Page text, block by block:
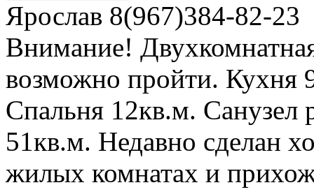
Ярослав 8(967)384-82-23
Внимание!
возможно пройти. Кухня
Спальня 12кв.м.
51кв.м. Недавно сделан
жилых комнатах и